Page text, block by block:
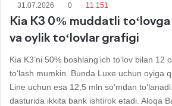
31.07.2026 0 11 151
Kia K3 0% muddatli
va oylik to‘lovlar grafigi
Kia K3’ni 50% boshlang‘ich to‘lov bilan 12
to‘lash mumkin. Bunda Luxe uchun oyiga
Line uchun esa 12,5 mln so‘mdan
dasturida ikkita bank ishtirok etadi. Aloqa